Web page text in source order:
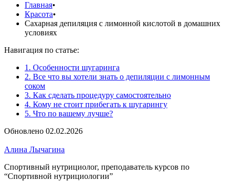
Главная•
Красота•
Сахарная депиляция с лимонной кислотой в домашних
условиях
Навигация по статье:
1. Особенности шугаринга
2. Все что вы хотели знать о депиляции с лимонным
соком
3. Как сделать процедуру самостоятельно
4. Кому не стоит прибегать к шугарингу
5. Что по вашему лучше?
Обновлено 02.02.2026
Алина Лычагина
Спортивный нутрициолог, преподаватель курсов по
“Спортивной нутрициологии”